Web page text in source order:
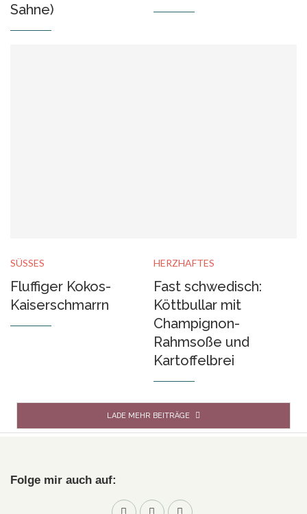
Sahne)
SÜSSES
Fluffiger Kokos-
Kaiserschmarrn
HERZHAFTES
Fast schwedisch:
Köttbullar mit
Champignon-
Rahmsoße und
Kartoffelbrei
LADE MEHR BEITRÄGE
Folge mir auch auf: